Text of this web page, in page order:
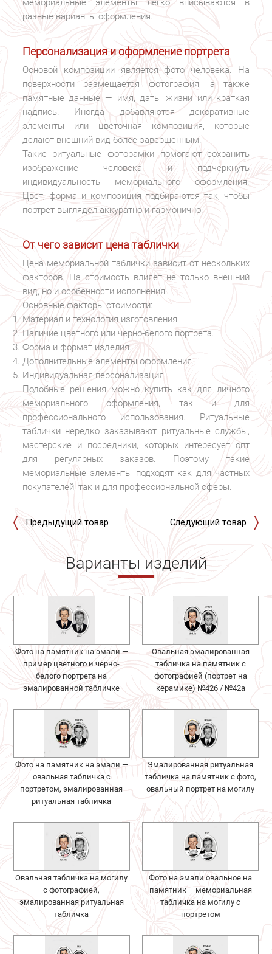
мемориальные элементы легко вписываются в
разные варианты оформления.
Персонализация и оформление портрета
Основой композиции является фото человека. На
поверхности размещается фотография, а также
памятные данные — имя, даты жизни или краткая
надпись. Иногда добавляются декоративные
элементы или цветочная композиция, которые
делают внешний вид более завершенным.
Такие ритуальные фоторамки помогают сохранить
изображение человека и подчеркнуть
индивидуальность мемориального оформления.
Цвет, форма и композиция подбираются так, чтобы
портрет выглядел аккуратно и гармонично.
От чего зависит цена таблички
Цена мемориальной таблички зависит от нескольких
факторов. На стоимость влияет не только внешний
вид, но и особенности исполнения.
Основные факторы стоимости:
Материал и технология изготовления.
Наличие цветного или черно-белого портрета.
Форма и формат изделия.
Дополнительные элементы оформления.
Индивидуальная персонализация.
Подобные решения можно купить как для личного
мемориального оформления, так и для
профессионального использования. Ритуальные
таблички нередко заказывают ритуальные службы,
мастерские и посредники, которых интересует опт
для регулярных заказов. Поэтому такие
мемориальные элементы подходят как для частных
покупателей, так и для профессиональной сферы.
Предыдущий товар Следующий товар
Варианты изделий
Фото на памятник на эмали —
пример цветного и черно-
белого портрета на
эмалированной табличке
Овальная эмалированная
табличка на памятник с
фотографией (портрет на
керамике) №426 / №42a
Фото на памятник на эмали —
овальная табличка с
портретом, эмалированная
ритуальная табличка
Эмалированная ритуальная
табличка на памятник с фото,
овальный портрет на могилу
Овальная табличка на могилу
с фотографией,
эмалированная ритуальная
табличка
Фото на эмали овальное на
памятник – мемориальная
табличка на могилу с
портретом